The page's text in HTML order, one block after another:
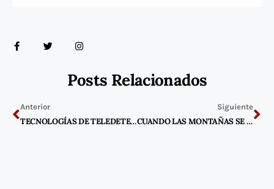
a
c
f
w
i
n
s
g
r
Posts Relacionados
Anterior
TECNOLOGÍAS DE TELEDETECCIÓN PARA EL ESTUDIO DE DESLIZAMIENTOS DE TIERRA
Siguiente
CUANDO LAS MONTAÑAS SE MUEVEN: CÓMO RESPONDER AL EMPEORAMIENTO DE LOS DESLIZAMIENTOS DE TIERRAS CON IOT